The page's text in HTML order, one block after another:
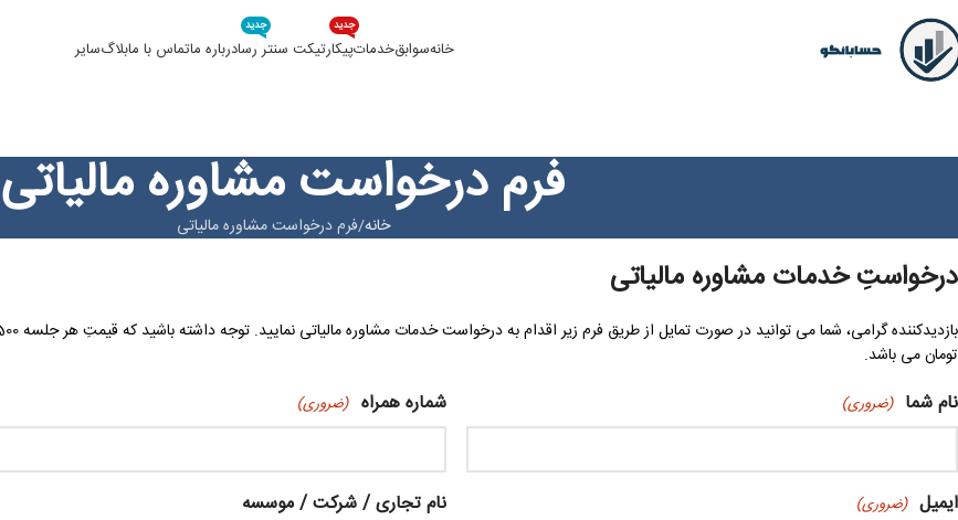
خانهسوابقخدماتپیکار
جدید
تیکت سنتر رسا
جدید
درباره ماتماس با مابلاگسایر
فرم درخواست مشاوره مالیاتی
خانه فرم درخواست مشاوره مالیاتی
درخواستِ خدمات مشاوره مالیاتی
تومان می باشد.
نام شما (ضروری) شماره همراه (ضروری)
ایمیل (ضروری) نام تجاری / شرکت / موسسه